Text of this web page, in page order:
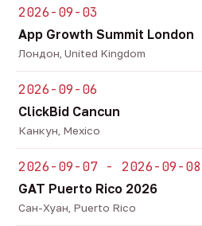
2026-09-03
App Growth Summit London
Лондон, United Kingdom
2026-09-06
ClickBid Cancun
Канкун, Mexico
2026-09-07 - 2026-09-08
GAT Puerto Rico 2026
Сан-Хуан, Puerto Rico